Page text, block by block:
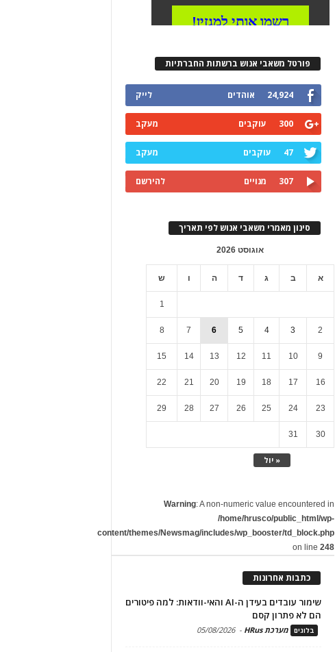
פורטל משאבי אנוש ברשתות החברתיות
24,924 אוהדים לייק
300 עוקבים מעקב
47 עוקבים מעקב
307 מנויים להירשם
סינון מאמרי משאבי אנוש לפי תאריך
אוגוסט 2026
א ב ג ד ה ו ש
« יול
1
2
3
4
5
6
7
8
9
10
11
12
13
14
15
16
17
18
19
20
21
22
23
24
25
26
27
28
29
30
31
Warning: A non-numeric value encountered in
/home/hrusco/public_html/wp-
content/themes/Newsmag/includes/wp_booster/td_block.php
on line248
כתבות אחרונות
שימור עובדים בעידן ה-AI והאי-וודאות: למה פיטורים
הם לא פתרון קסם
בלוגים מערכת HRus -
05/08/2026